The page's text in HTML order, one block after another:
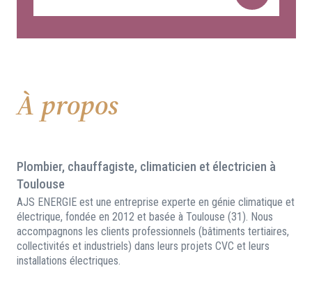
À propos
Plombier, chauffagiste, climaticien et électricien à
Toulouse
AJS ENERGIE est une entreprise experte en génie climatique et
électrique, fondée en 2012 et basée à Toulouse (31). Nous
accompagnons les clients professionnels (bâtiments tertiaires,
collectivités et industriels) dans leurs projets CVC et leurs
installations électriques.